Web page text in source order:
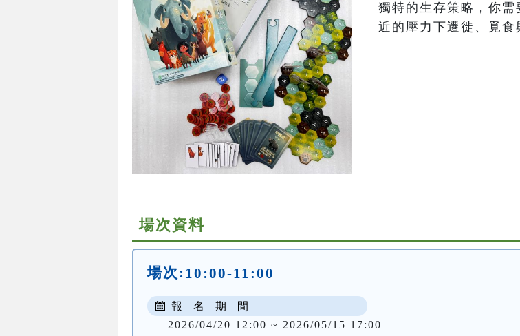
獨特的生存策略，你
近的壓力下遷徙、覓食
場次資料
場次: 10:00-11:00
報 名 期 間
2026/04/20 12:00 ~ 2026/05/15 17:00